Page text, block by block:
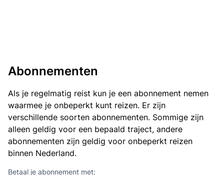
Abonnementen
Als je regelmatig reist kun je een abonnement nemen
waarmee je onbeperkt kunt reizen. Er zijn
verschillende soorten abonnementen. Sommige zijn
alleen geldig voor een bepaald traject, andere
abonnementen zijn geldig voor onbeperkt reizen
binnen Nederland.
Betaal je abonnement met: